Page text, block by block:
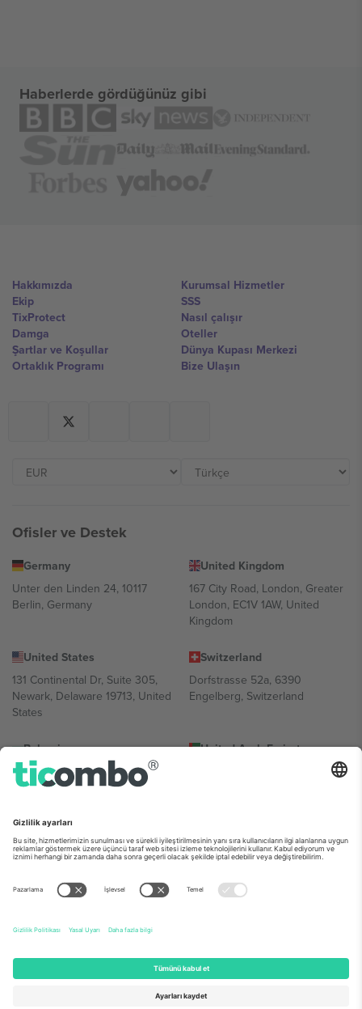
Haberlerde gördüğünüz gibi
Hakkımızda
Ekip
TixProtect
Damga
Şartlar ve Koşullar
Ortaklık Programı
Kurumsal Hizmetler
SSS
Nasıl çalışır
Oteller
Dünya Kupası Merkezi
Bize Ulaşın
Ofisler ve Destek
Germany
Unter den Linden 24, 10117
Berlin, Germany
United Kingdom
167 City Road, London, Greater
London, EC1V 1AW, United
Kingdom
United States
131 Continental Dr, Suite 305,
Newark, Delaware 19713, United
States
Switzerland
Dorfstrasse 52a, 6390
Engelberg, Switzerland
Bulgaria
Regus Sofia City West, bul
Totleben 53-55, 1606 Sofia,
United Arab Emirates
UAE Dubai Silicon Oasis, DDP
Mexico
Av Chapultepec 360, Roma
Norte, Cuauhtémoc, 06700
Ciudad de México, CDMX,
adına göre değişiklik gösterebilir. Ayrıntılar için ilgili Etkinlik
sayfasına, Künye ve Şartlar sayfalarına bakınız.,
© 2026 Ticombo. Tüm hakları Saklıdır.